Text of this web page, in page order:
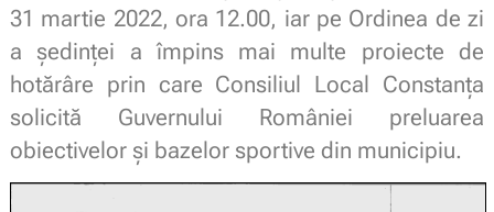
31 martie 2022, ora 12.00, iar pe Ordinea de zi
a ședinței a împins mai multe proiecte de
hotărâre prin care Consiliul Local Constanța
solicită Guvernului României preluarea
obiectivelor și bazelor sportive din municipiu.